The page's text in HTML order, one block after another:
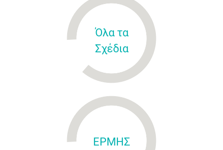
Όλα τα
Σχέδια
ΕΡΜΗΣ